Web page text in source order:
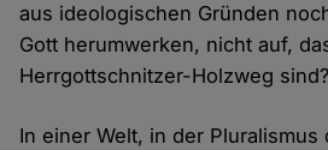
aus ideologischen Gründen
Gott herumwerken, nicht auf,
Herrgottschnitzer-Holzweg sind?
In einer Welt, in der Pluralismus